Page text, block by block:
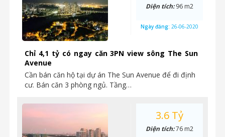
Chỉ 4,1 tỷ có ngay căn 3PN view sông The Sun
Avenue
Cần bán căn hộ tại dự án The Sun Avenue để đi định
cư. Bán căn 3 phòng ngủ. Tầng…
Diện tích:96 m2
Ngày đăng: 26-06-2020
3.6 Tỷ
Diện tích:76 m2